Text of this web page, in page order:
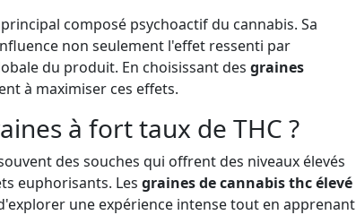
composé psychoactif du cannabis. Sa
non seulement l'effet ressenti par
du produit. En choisissant des graines
à maximiser ces effets.
à fort taux de THC ?
des souches qui offrent des niveaux élevés
euphorisants. Les graines de cannabis thc élevé
une expérience intense tout en apprenant